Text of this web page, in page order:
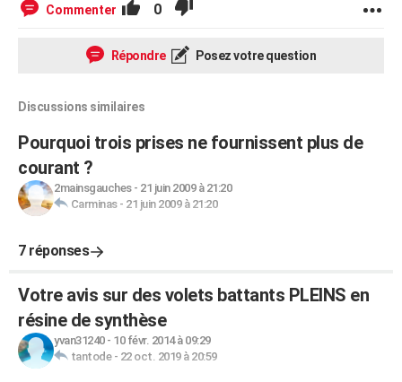
Commenter 0
Répondre Posez votre question
Discussions similaires
Pourquoi trois prises ne fournissent plus de
courant ?
2mainsgauches- 21 juin 2009 à 21:20
Carminas- 21 juin 2009 à 21:20
7 réponses
Votre avis sur des volets battants PLEINS en
résine de synthèse
yvan31240- 10 févr. 2014 à 09:29
tantode- 22 oct. 2019 à 20:59